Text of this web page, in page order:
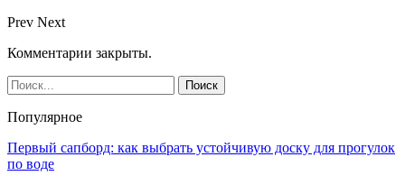
Prev Next
Комментарии закрыты.
Популярное
Первый сапборд: как выбрать устойчивую доску для прогулок
по воде